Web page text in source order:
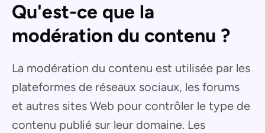
Qu'est-ce que la
modération du contenu ?
La modération du contenu est utilisée par les
plateformes de réseaux sociaux, les forums
et autres sites Web pour contrôler le type de
contenu publié sur leur domaine. Les